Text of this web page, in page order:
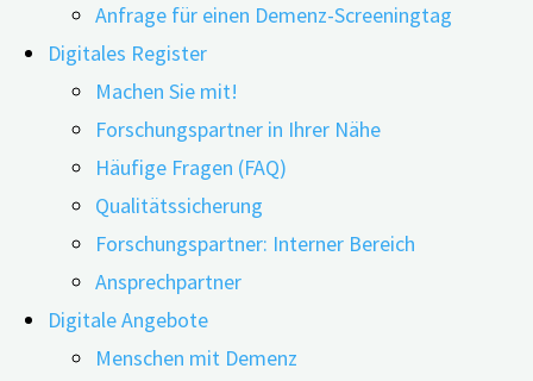
Anfrage für einen Demenz-Screeningtag
Digitales Register
Machen Sie mit!
Forschungspartner in Ihrer Nähe
Häufige Fragen (FAQ)
Qualitätssicherung
Forschungspartner: Interner Bereich
Ansprechpartner
Digitale Angebote
Menschen mit Demenz
11.06.2026
Aktuelle News aus der nationalen und
internationalen Demenzforschung in
allgemeinverständlicher Sprache aufbereitet – der
digiDEM Bayern Science Watch-Newsletter erfreut
sich immer größerer Beliebtheit.